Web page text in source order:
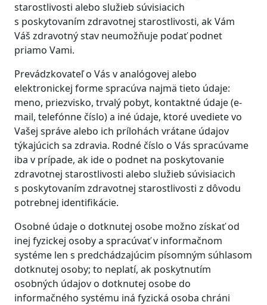
starostlivosti alebo služieb súvisiacich
s poskytovaním zdravotnej starostlivosti, ak Vám
Váš zdravotný stav neumožňuje podať podnet
priamo Vami.
Prevádzkovateľ o Vás v analógovej alebo
elektronickej forme spracúva najmä tieto údaje:
meno, priezvisko, trvalý pobyt, kontaktné údaje (e-
mail, telefónne číslo) a iné údaje, ktoré uvediete vo
Vašej správe alebo ich prílohách vrátane údajov
týkajúcich sa zdravia. Rodné číslo o Vás spracúvame
iba v prípade, ak ide o podnet na poskytovanie
zdravotnej starostlivosti alebo služieb súvisiacich
s poskytovaním zdravotnej starostlivosti z dôvodu
potrebnej identifikácie.
Osobné údaje o dotknutej osobe možno získať od
inej fyzickej osoby a spracúvať v informačnom
systéme len s predchádzajúcim písomným súhlasom
dotknutej osoby; to neplatí, ak poskytnutím
osobných údajov o dotknutej osobe do
informačného systému iná fyzická osoba chráni